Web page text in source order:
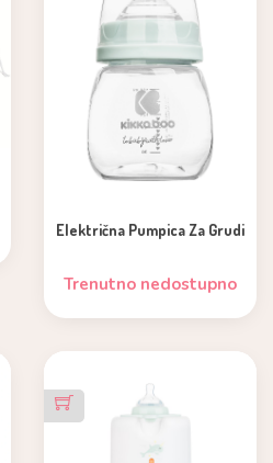
Električna Pumpica Za Grudi
Trenutno nedostupno